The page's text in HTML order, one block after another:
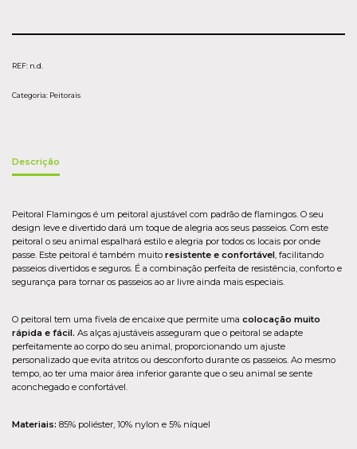
REF: n.d.
Categoria: Peitorais
Descrição
Peitoral Flamingos é um peitoral ajustável com padrão de flamingos. O seu
design leve e divertido dará um toque de alegria aos seus passeios. Com este
peitoral o seu animal espalhará estilo e alegria por todos os locais por onde
passe. Este peitoral é também muito resistente e confortável, facilitando
passeios divertidos e seguros. É a combinação perfeita de resistência, conforto e
segurança para tornar os passeios ao ar livre ainda mais especiais.
O peitoral tem uma fivela de encaixe que permite uma colocação muito
rápida e fácil. As alças ajustáveis asseguram que o peitoral se adapte
perfeitamente ao corpo do seu animal, proporcionando um ajuste
personalizado que evita atritos ou desconforto durante os passeios. Ao mesmo
tempo, ao ter uma maior área inferior garante que o seu animal se sente
aconchegado e confortável.
Materiais: 85% poliéster, 10% nylon e 5% níquel